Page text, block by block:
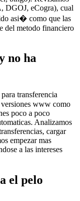
DGOJ, eCogra), cual
asi� como que las
del metodo financiero
no ha
transferencia
versiones www como
poco a poco
Analizamos
cargar
empezar mas
a las intereses
el pelo